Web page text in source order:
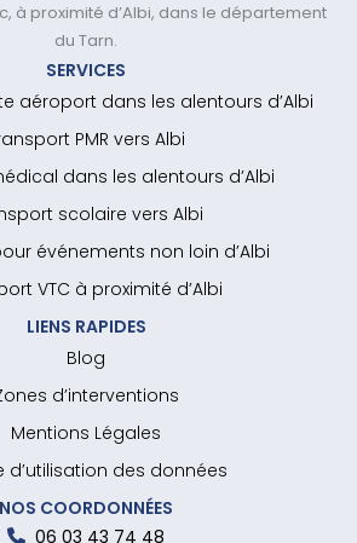
à proximité d’Albi, dans le département
du Tarn.
SERVICES
aéroport dans les alentours d’Albi
PMR vers Albi
dans les alentours d’Albi
scolaire vers Albi
événements non loin d’Albi
VTC à proximité d’Albi
LIENS RAPIDES
Blog
d’interventions
Mentions Légales
d’utilisation des données
NOS COORDONNÉES
06 03 43 74 48